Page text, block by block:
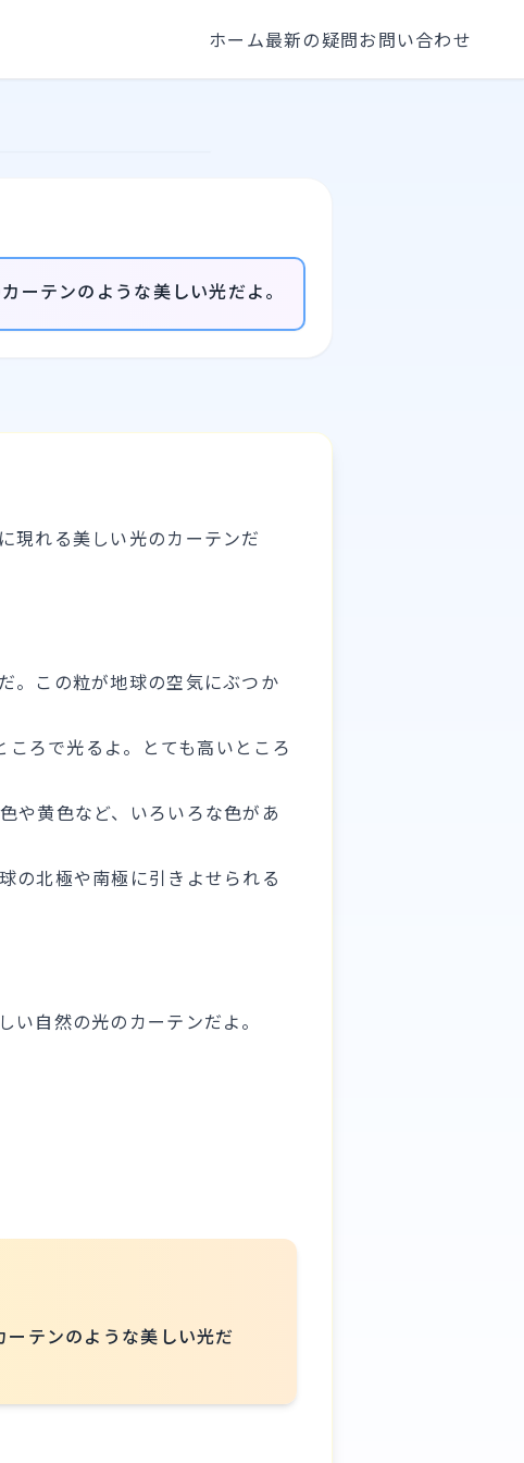
ホーム最新の疑問お問い合わせ
ーテンのような美しい光だよ。
現れる美しい光のカーテンだ
。この粒が地球の空気にぶつか
ろで光るよ。とても高いところ
や黄色など、いろいろな色があ
の北極や南極に引きよせられる
自然の光のカーテンだよ。
テンのような美しい光だ